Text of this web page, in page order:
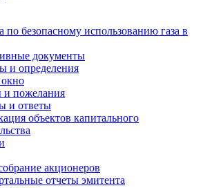
по безопасному использованию газа в
документы
и определения
пожелания
и ответы
объектов капитального
акционеров
отчеты эмитента